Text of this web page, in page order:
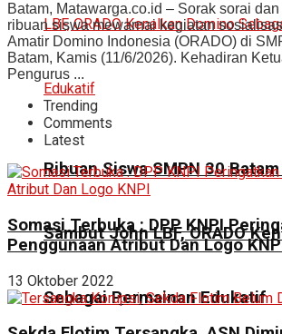
Ribuan Siswa SMPN 30
Sambut John LBF, ORADO
Sebagai Permainan Edukatif
Batam, Matawarga.co.id – Sorak sorai
ribuan siswa mewarnai kegiatan
Amatir Domino Indonesia (ORADO) di
Batam, Kamis (11/6/2026). Kehadiran
Pengurus ...
Trending
Comments
Latest
Somasi Terbuka : DPP KNPI
Penggunaan Atribut Dan Logo
13 Oktober 2022